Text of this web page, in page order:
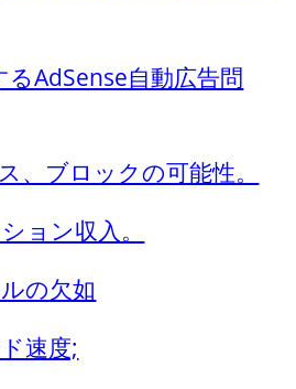
るAdSense自動広告問
、ブロックの可能性。
ョン収入。
の欠如
速度;